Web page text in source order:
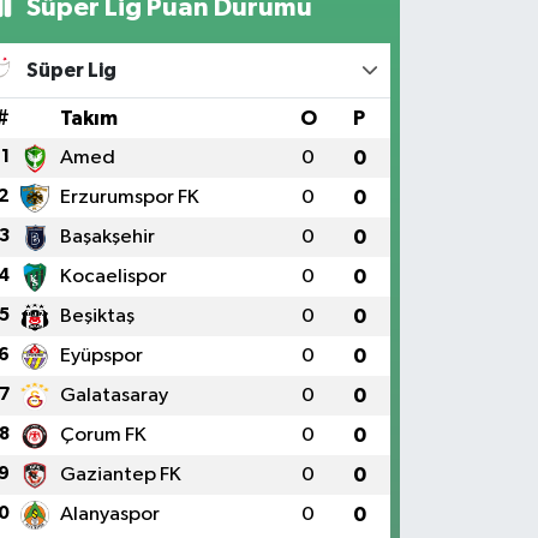
Süper Lig Puan Durumu
Süper Lig
Takım O P
1 Amed 0 0
Erzurumspor FK 0 0
3 Başakşehir 0 0
Kocaelispor 0 0
5 Beşiktaş 0 0
Eyüpspor 0 0
7 Galatasaray 0 0
8 Çorum FK 0 0
Gaziantep FK 0 0
Alanyaspor 0 0